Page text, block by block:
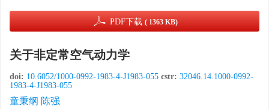
PDF下载 ( 1363 KB)
关于非定常空气动力学
doi: 10.6052/1000-0992-1983-4-J1983-055 cstr: 32046.14.1000-0992-
1983-4-J1983-055
童秉纲 陈强